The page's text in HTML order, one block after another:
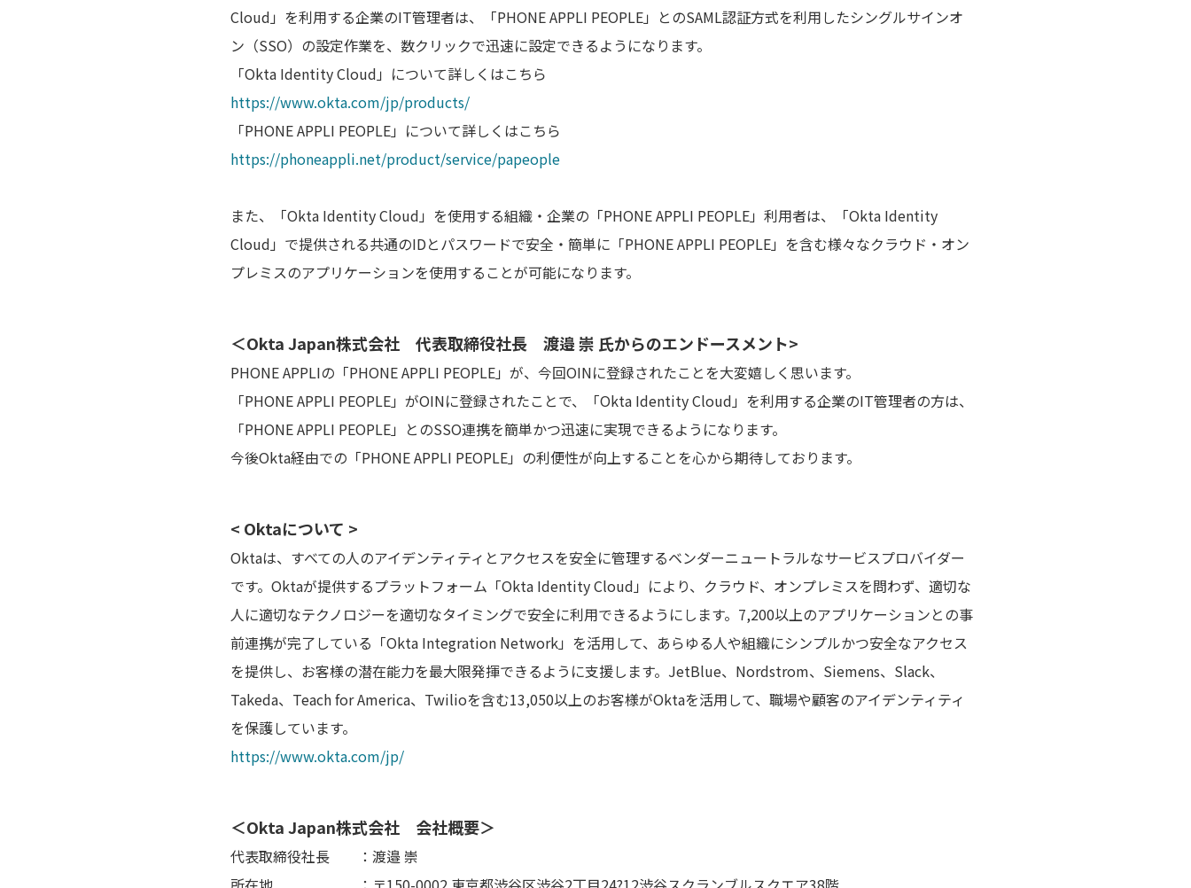
Cloud」を利用する企業のIT管理者は、「PHONE APPLI PEOPLE」とのSAML認証方式を利用したシングルサインオ
ン（SSO）の設定作業を、数クリックで迅速に設定できるようになります。
「Okta Identity Cloud」について詳しくはこちら
https://www.okta.com/jp/products/
「PHONE APPLI PEOPLE」について詳しくはこちら
https://phoneappli.net/product/service/papeople
また、「Okta Identity Cloud」を使用する組織・企業の「PHONE APPLI PEOPLE」利用者は、「Okta Identity
Cloud」で提供される共通のIDとパスワードで安全・簡単に「PHONE APPLI PEOPLE」を含む様々なクラウド・オン
プレミスのアプリケーションを使用することが可能になります。
＜Okta Japan株式会社 代表取締役社長 渡邉 崇 氏からのエンドースメント>
PHONE APPLIの「PHONE APPLI PEOPLE」が、今回OINに登録されたことを大変嬉しく思います。
「PHONE APPLI PEOPLE」がOINに登録されたことで、「Okta Identity Cloud」を利用する企業のIT管理者の方は、
「PHONE APPLI PEOPLE」とのSSO連携を簡単かつ迅速に実現できるようになります。
今後Okta経由での「PHONE APPLI PEOPLE」の利便性が向上することを心から期待しております。
< Oktaについて >
Oktaは、すべての人のアイデンティティとアクセスを安全に管理するベンダーニュートラルなサービスプロバイダー
です。Oktaが提供するプラットフォーム「Okta Identity Cloud」により、クラウド、オンプレミスを問わず、適切な
人に適切なテクノロジーを適切なタイミングで安全に利用できるようにします。7,200以上のアプリケーションとの事
前連携が完了している「Okta Integration Network」を活用して、あらゆる人や組織にシンプルかつ安全なアクセス
を提供し、お客様の潜在能力を最大限発揮できるように支援します。JetBlue、Nordstrom、Siemens、Slack、
Takeda、Teach for America、Twilioを含む13,050以上のお客様がOktaを活用して、職場や顧客のアイデンティティ
を保護しています。
https://www.okta.com/jp/
＜Okta Japan株式会社 会社概要＞
代表取締役社長 ：渡邉 崇